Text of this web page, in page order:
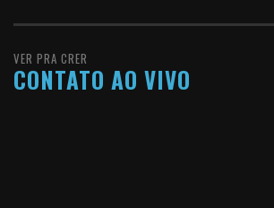
VER PRA CRER
CONTATO AO VIVO